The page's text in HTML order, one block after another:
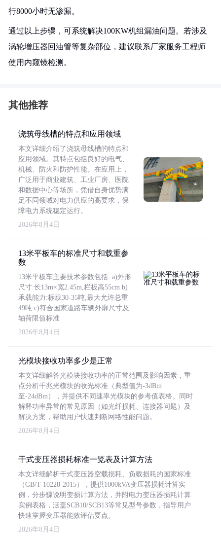
行8000小时无渗漏。
通过以上步骤，可系统解决100KW机组漏油问题。若涉及
涡轮增压器回油管等复杂部位，建议联系厂家服务工程师
使用内窥镜检测。
其他推荐
浇筑母线槽的特点和应用领域
本文详细介绍了浇筑母线槽的特点和
应用领域。其特点包括良好的电气、
机械、防火和防护性能。在应用上，
广泛用于商业建筑、工业厂房、医院
和数据中心等场所，凭借自身优势满
足不同领域对电力供应的高要求，保
障电力系统稳定运行。
2026年8月4日
13米平板车的标准尺寸和载重参
数
13米平板车主要技术参数包括: a)外形
尺寸:长13m×宽2.45m,栏板高55cm b)
承载能力:标载30-35吨,最大允许总重
49吨 c)符合国家道路车辆外廓尺寸及
轴荷限值标准
2026年8月4日
光模块接收功率多少是正常
本文详细解答光模块接收功率的正常范围及影响因素，重
点分析千兆光模块的收光标准（典型值为-3dBm
至-24dBm），并提供不同速率光模块的参考值表格。同时
解释功率异常的常见原因（如光纤损耗、连接器问题）及
解决方案，帮助用户快速判断网络性能问题。
2026年8月4日
干式变压器损耗标准一览表及计算方法
本文详细解析干式变压器空载损耗、负载损耗的国家标准
（GB/T 10228-2015），提供1000kVA变压器损耗计算实
例，分步骤说明变损计算方法，并附电力变压器损耗计算
实例表格，涵盖SCB10/SCB13等常见型号参数，指导用户
快速掌握变压器能效评估要点。
2026年8月4日